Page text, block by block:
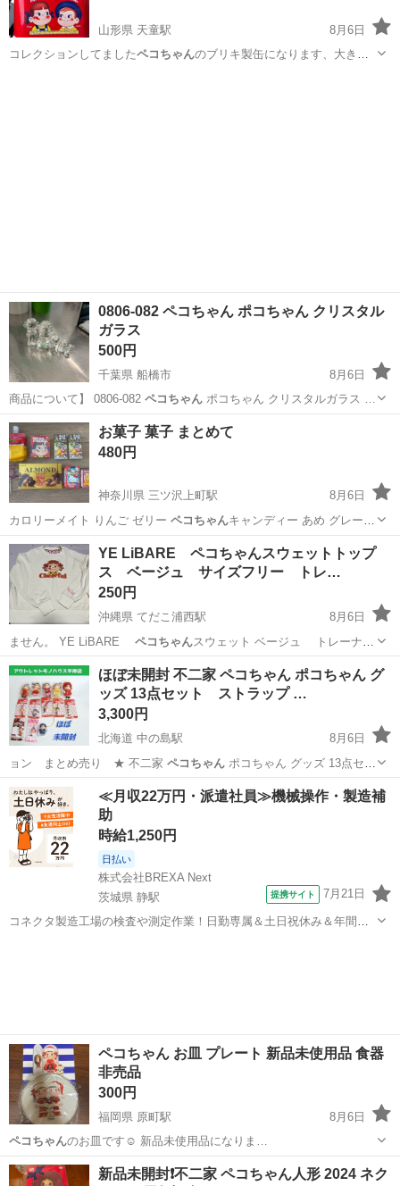
山形県 天童駅
8月6日
コレクションしてましたペコちゃんのブリキ製缶になります、大きい
0806-082 ペコちゃん ポコちゃん クリスタル
ガラス
500円
千葉県 船橋市
8月6日
商品について】 0806-082 ペコちゃん ポコちゃん クリスタルガラス …
千葉 船橋市 インテリア雑貨/小物
お菓子 菓子 まとめて
480円
神奈川県 三ツ沢上町駅
8月6日
カロリーメイト りんご ゼリー ペコちゃんキャンディー あめ グレープ
不二…
神奈川 横浜市 菓子
YE LiBARE ペコちゃんスウェットトップ
ス ベージュ サイズフリー トレ…
250円
沖縄県 てだこ浦西駅
8月6日
ません。 YE LiBARE ペコちゃんスウェット ベージュ トレーナー
…沖縄 うるま市 てだこ浦西駅
ほぼ未開封 不二家 ペコちゃん ポコちゃん グ
ッズ 13点セット ストラップ …
3,300円
北海道 中の島駅
8月6日
ョン まとめ売り ★ 不二家 ペコちゃんポコちゃん グッズ 13点セッ
ト…
北海道 札幌市 中の島駅 ノベルティグッズ ストラップ
≪月収22万円・派遣社員≫機械操作・製造補
助
時給1,250円
日払い
株式会社BREXA Next
茨城県 静駅
提携サイト 7月21日
コネクタ製造工場の検査や測定作業！日勤専属＆土日祝休み＆年間休
ペコちゃん お皿 プレート 新品未使用品 食器
非売品
300円
福岡県 原町駅
8月6日
ペコちゃんのお皿です☺️ 新品未使用品になりま…
福岡 糟屋郡 原町駅 食器
新品未開封❗️不二家 ペコちゃん人形 2024 ネク